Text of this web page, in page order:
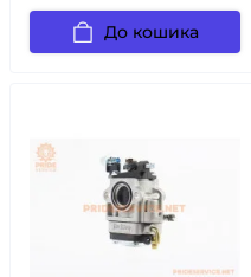
До кошика